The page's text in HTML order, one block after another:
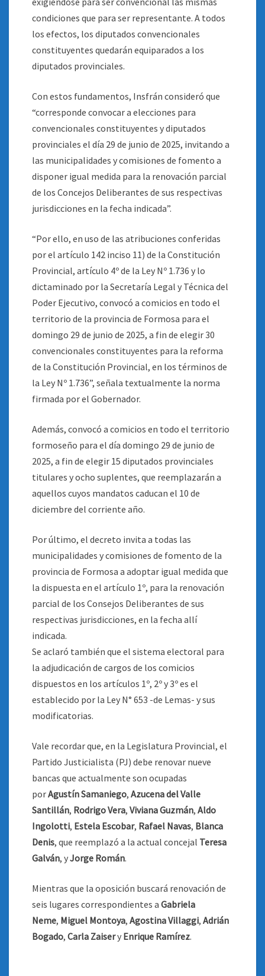
condiciones que para ser representante. A todos
los efectos, los diputados convencionales
constituyentes quedarán equiparados a los
diputados provinciales.
Con estos fundamentos, Insfrán consideró que
“corresponde convocar a elecciones para
convencionales constituyentes y diputados
provinciales el día 29 de junio de 2025, invitando a
las municipalidades y comisiones de fomento a
disponer igual medida para la renovación parcial
de los Concejos Deliberantes de sus respectivas
jurisdicciones en la fecha indicada”.
“Por ello, en uso de las atribuciones conferidas
por el artículo 142 inciso 11) de la Constitución
Provincial, artículo 4º de la Ley Nº 1.736 y lo
dictaminado por la Secretaría Legal y Técnica del
Poder Ejecutivo, convocó a comicios en todo el
territorio de la provincia de Formosa para el
domingo 29 de junio de 2025, a fin de elegir 30
convencionales constituyentes para la reforma
de la Constitución Provincial, en los términos de
la Ley Nº 1.736”, señala textualmente la norma
firmada por el Gobernador.
Además, convocó a comicios en todo el territorio
formoseño para el día domingo 29 de junio de
2025, a fin de elegir 15 diputados provinciales
titulares y ocho suplentes, que reemplazarán a
aquellos cuyos mandatos caducan el 10 de
diciembre del corriente año.
Por último, el decreto invita a todas las
municipalidades y comisiones de fomento de la
provincia de Formosa a adoptar igual medida que
la dispuesta en el artículo 1º, para la renovación
parcial de los Consejos Deliberantes de sus
respectivas jurisdicciones, en la fecha allí
indicada.
Se aclaró también que el sistema electoral para
la adjudicación de cargos de los comicios
dispuestos en los artículos 1º, 2º y 3º es el
establecido por la Ley N° 653 -de Lemas- y sus
modificatorias.
Vale recordar que, en la Legislatura Provincial, el
Partido Justicialista (PJ) debe renovar nueve
bancas que actualmente son ocupadas
porAgustín Samaniego, Azucena del Valle
Santillán, Rodrigo Vera, Viviana Guzmán, Aldo
Ingolotti, Estela Escobar, Rafael Navas, Blanca
Denis, que reemplazó a la actual concejal Teresa
Galván, yJorge Román.
Mientras que la oposición buscará renovación de
seis lugares correspondientes a Gabriela
Neme, Miguel Montoya, Agostina Villaggi, Adrián
Bogado, Carla Zaisery Enrique Ramírez.